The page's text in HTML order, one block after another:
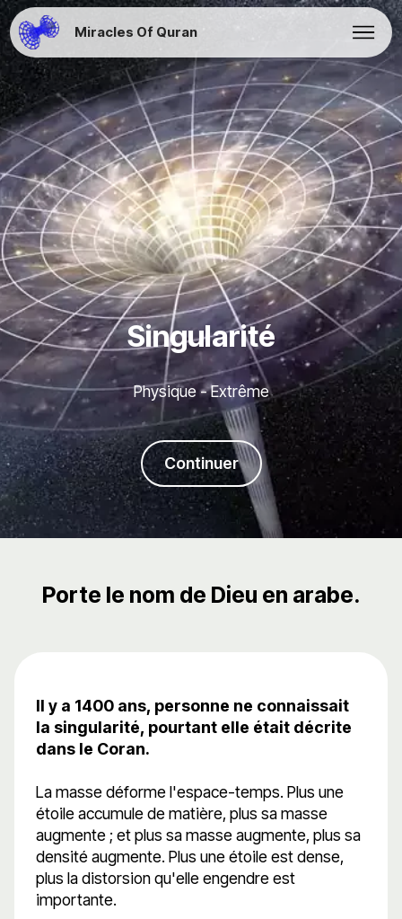
Miracles Of Quran
Singularité
Physique - Extrême
Continuer
Porte le nom de Dieu en arabe.
Il y a 1400 ans, personne ne connaissait
la singularité, pourtant elle était décrite
dans le Coran.
La masse déforme l'espace-temps. Plus une
étoile accumule de matière, plus sa masse
augmente ; et plus sa masse augmente, plus sa
densité augmente. Plus une étoile est dense,
plus la distorsion qu'elle engendre est
importante.